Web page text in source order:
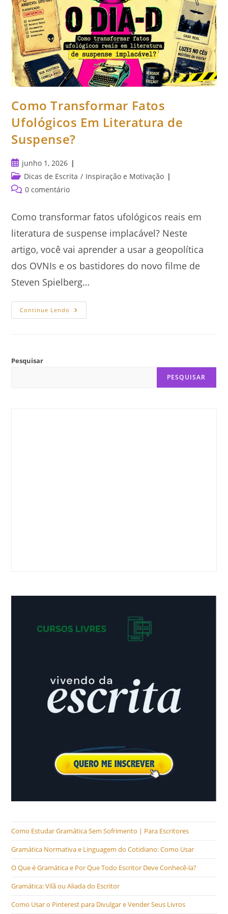
Como Transformar Fatos
Ufológicos Em Literatura de
Suspense?
Post
publicado:
junho 1, 2026
Categoria
do
Dicas de Escrita / Inspiração e Motivação
Comentários
0 comentário
Como transformar fatos ufológicos reais em
literatura de suspense implacável? Neste
artigo, você vai aprender a usar a geopolítica
dos OVNIs e os bastidores do novo filme de
Steven Spielberg…
Continue Lendo Como
Transformar
Pesquisar
PESQUISAR
Como Estudar Gramática Sem Sofrimento | Para Escritores
Gramática Normativa e Linguagem do Cotidiano: Como Usar
O Que é Gramática e Por Que Todo Escritor Deve Conhecê-la?
Gramática: Vilã ou Aliada do Escritor
Como Usar o Pinterest para Divulgar e Vender Seus Livros